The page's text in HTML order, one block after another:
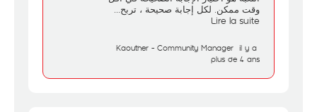
وقت ممكن. لكل إجابة صحيحة ، تربح...
Lire la suite
Kaouther - Community Manager il y a
plus de 4 ans